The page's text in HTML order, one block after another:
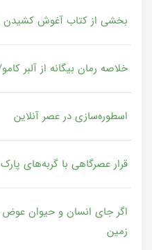
بخشی از کتاب آغوش کشیدن
خلاصه رمان بیگانه از آلبر
اسطوره‌سازی در عصر آنلاین
قرار عصرگاهی با گربه‌های پارک
اگر جای انسان و حیوان عوض
زمین